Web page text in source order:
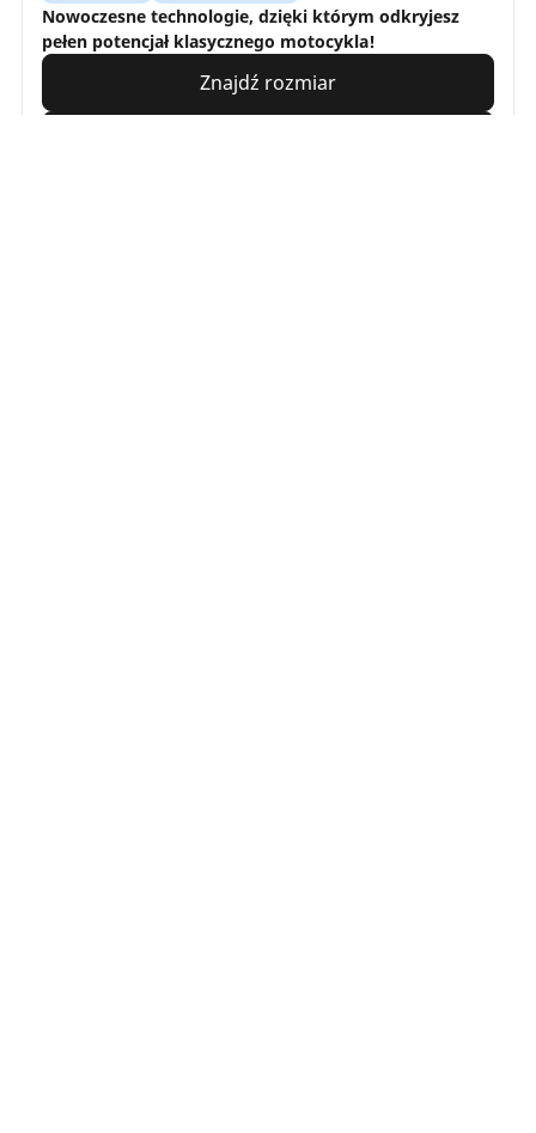
Nowoczesne technologie, dzięki którym odkryjesz
pełen potencjał klasycznego motocykla!
Znajdź rozmiar